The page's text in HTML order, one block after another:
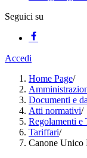
Seguici su
Accedi
Home Page/
Documenti e
Atti normativi/
Regolamenti e
Tariffari/
Canone Unico